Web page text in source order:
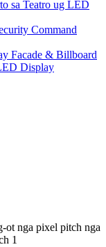
sa Teatro ug LED
Command
Facade & Billboard
Display